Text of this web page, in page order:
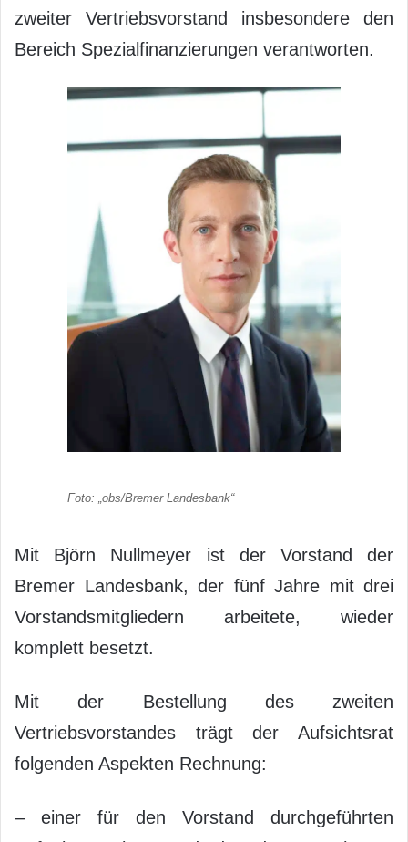
zweiter Vertriebsvorstand insbesondere den
Bereich Spezialfinanzierungen verantworten.
Foto: „obs/Bremer Landesbank“
Mit Björn Nullmeyer ist der Vorstand der
Bremer Landesbank, der fünf Jahre mit drei
Vorstandsmitgliedern arbeitete, wieder
komplett besetzt.
Mit der Bestellung des zweiten
Vertriebsvorstandes trägt der Aufsichtsrat
folgenden Aspekten Rechnung:
– einer für den Vorstand durchgeführten